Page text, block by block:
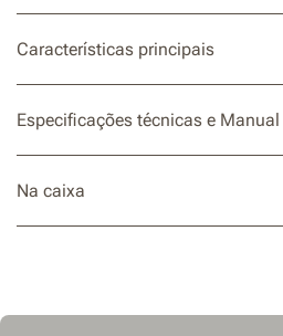
Características principais
Especificações técnicas e Manual
Na caixa